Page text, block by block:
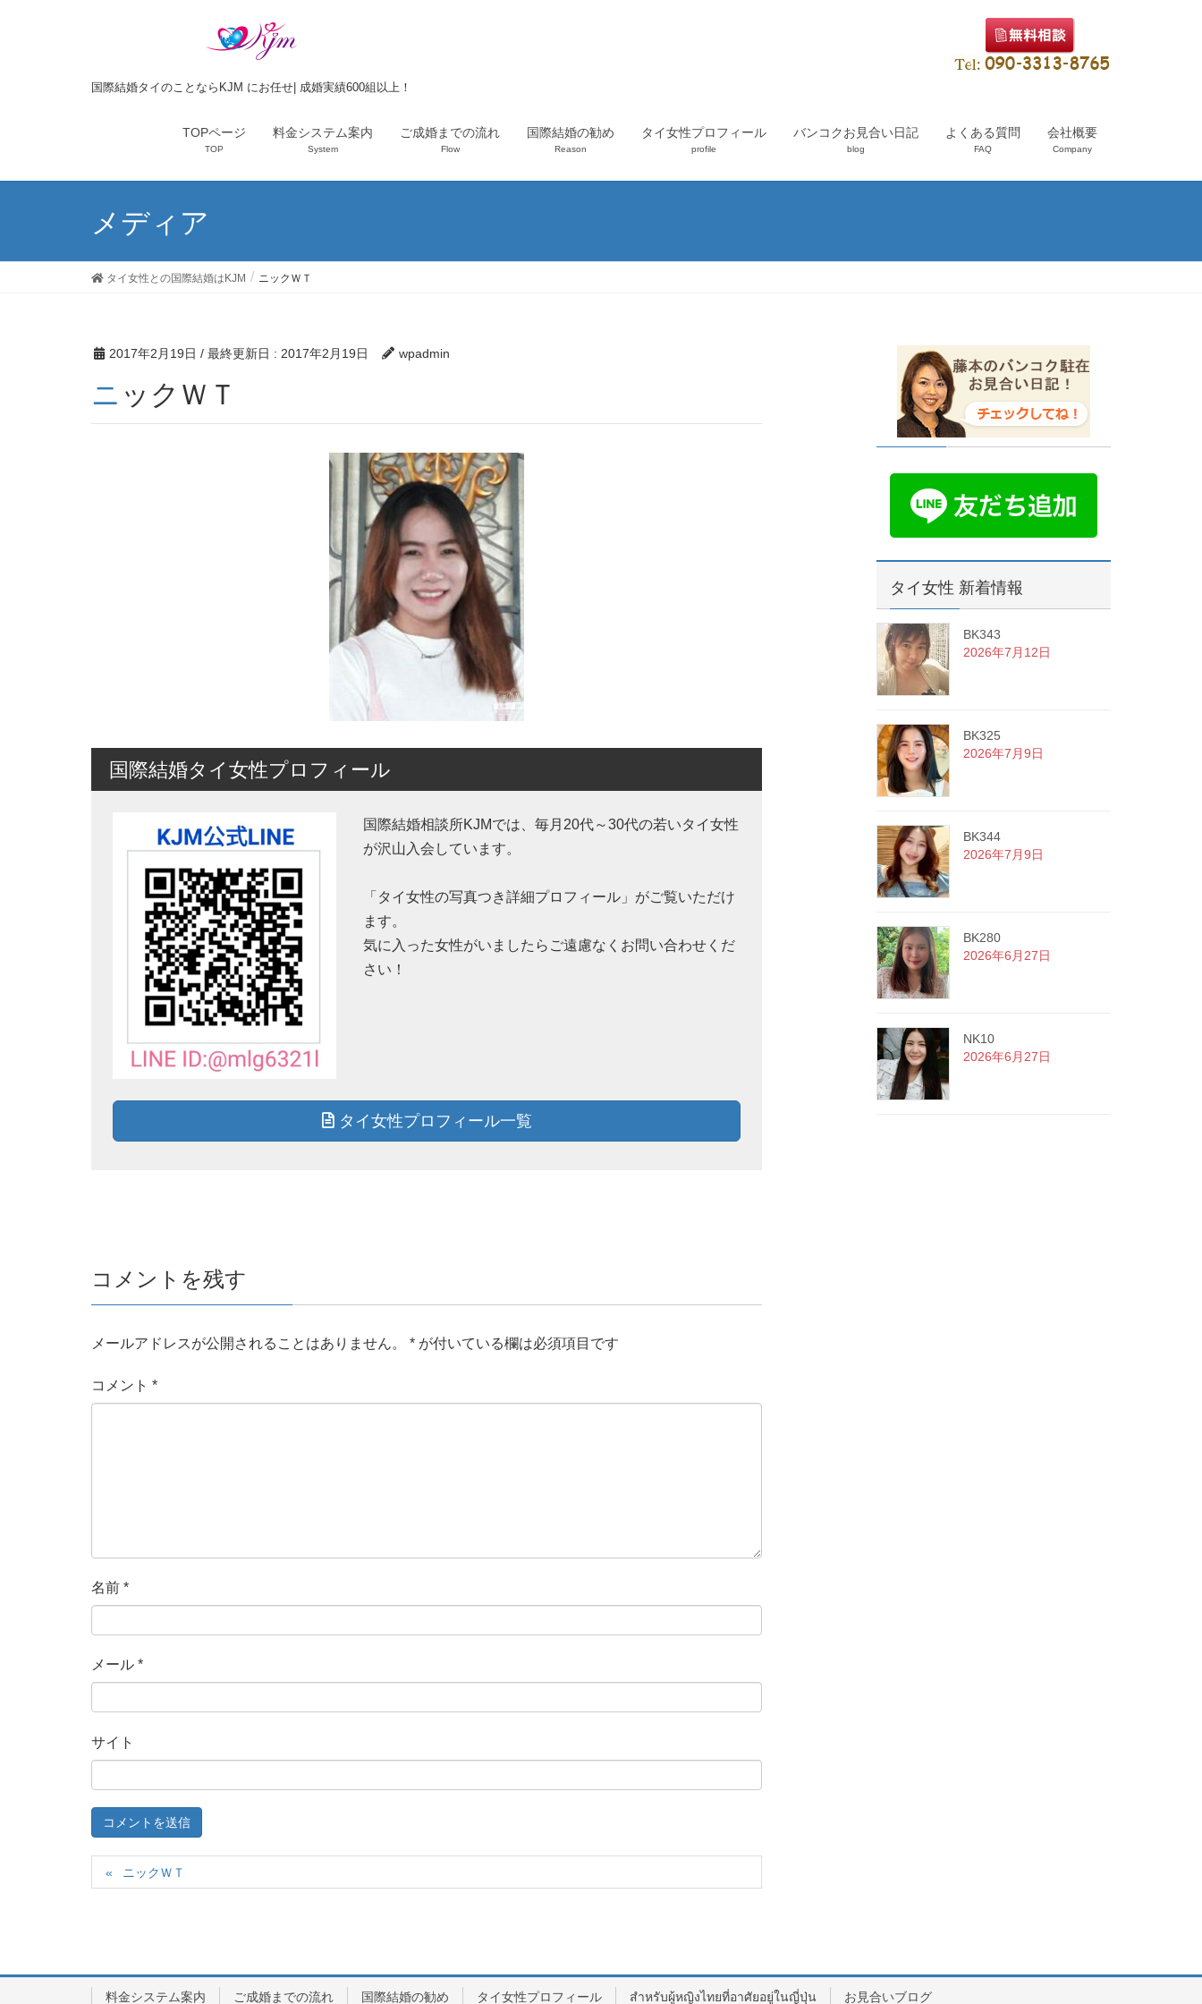
国際結婚タイのことならKJM にお任せ| 成婚実績600組以上！
TOPページ
TOP
料金システム案内
System
ご成婚までの流れ
Flow
国際結婚の勧め
Reason
タイ女性プロフィール
profile
バンコクお見合い日記
blog
よくある質問
FAQ
会社概要
Company
メディア
タイ女性との国際結婚はKJM ニックＷＴ
2017年2月19日 / 最終更新日 : 2017年2月19日 wpadmin
ニックＷＴ
国際結婚タイ女性プロフィール
国際結婚相談所KJMでは、毎月20代～30代の若いタイ女性
が沢山入会しています。
「タイ女性の写真つき詳細プロフィール」がご覧いただけ
ます。
気に入った女性がいましたらご遠慮なくお問い合わせくだ
さい！
タイ女性プロフィール一覧
コメントを残す
メールアドレスが公開されることはありません。 * が付いている欄は必須項目です
コメント *
名前 *
メール *
サイト
ニックＷＴ
タイ女性 新着情報
BK343
2026年7月12日
BK325
2026年7月9日
BK344
2026年7月9日
BK280
2026年6月27日
NK10
2026年6月27日
料金システム案内 ご成婚までの流れ 国際結婚の勧め タイ女性プロフィール สำหรับผู้หญิงไทยที่อาศัยอยู่ในญี่ปุ่น お見合いブログ